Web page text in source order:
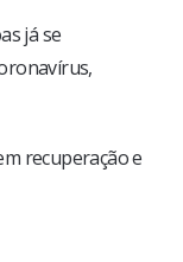
já se
recuperação e